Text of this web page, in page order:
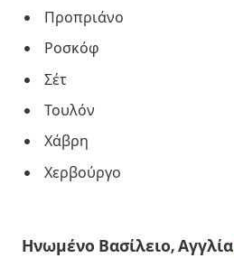
Προπριάνο
Ροσκόφ
Σέτ
Τουλόν
Χάβρη
Χερβούργο
Ηνωμένο Βασίλειο, Αγγλία